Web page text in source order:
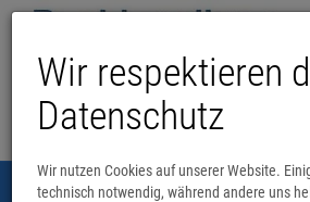
Wir respektieren
Datenschutz
Wir nutzen Cookies auf unserer Website.
technisch notwendig, während andere uns
Menü